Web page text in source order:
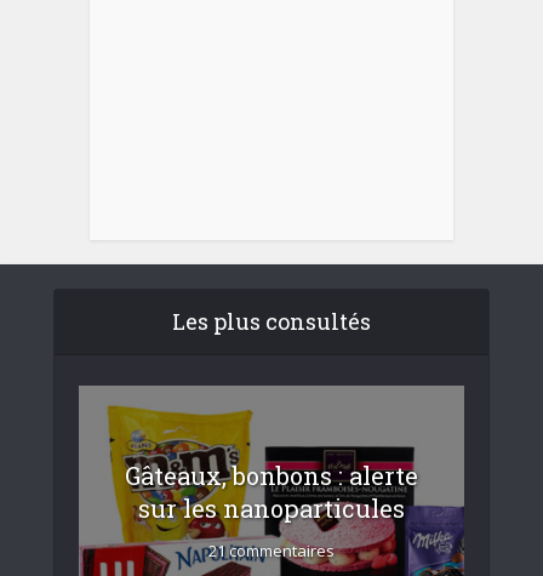
Les plus consultés
Gâteaux, bonbons : alerte
sur les nanoparticules
21 commentaires